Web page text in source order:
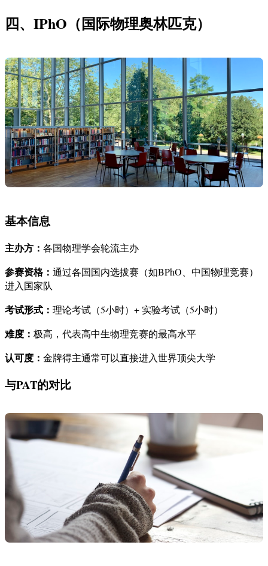
四、IPhO（国际物理奥林匹克）
基本信息
主办方： 各国物理学会轮流主办
参赛资格： 通过各国国内选拔赛（如BPhO、中国物理竞赛）
进入国家队
考试形式： 理论考试（5小时）+ 实验考试（5小时）
难度： 极高，代表高中生物理竞赛的最高水平
认可度： 金牌得主通常可以直接进入世界顶尖大学
与PAT的对比